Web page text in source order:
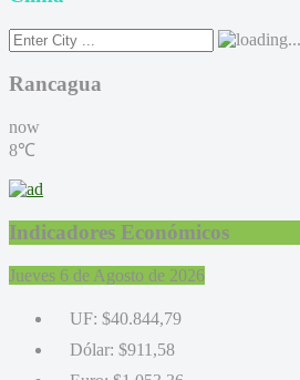
Rancagua
now
8℃
Indicadores Económicos
Jueves 6 de Agosto de 2026
UF: $40.844,79
Dólar: $911,58